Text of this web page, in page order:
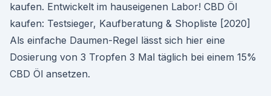
kaufen. Entwickelt im hauseigenen Labor! CBD Öl
kaufen: Testsieger, Kaufberatung & Shopliste [2020]
Als einfache Daumen-Regel lässt sich hier eine
Dosierung von 3 Tropfen 3 Mal täglich bei einem 15%
CBD Öl ansetzen.